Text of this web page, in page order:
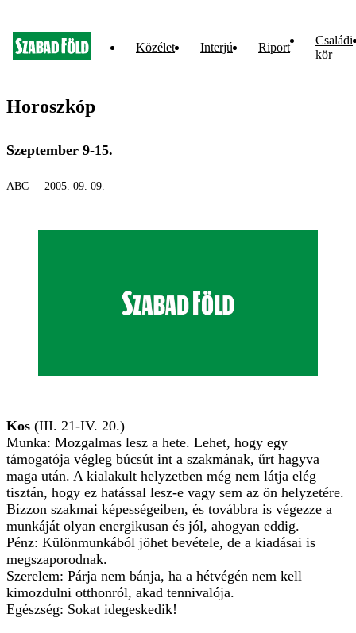
Közélet Interjú Riport
Családi
kör
Horoszkóp
Szeptember 9-15.
ABC 2005. 09. 09.
Kos (III. 21-IV. 20.)
Munka: Mozgalmas lesz a hete. Lehet, hogy egy
támogatója végleg búcsút int a szakmának, űrt hagyva
maga után. A kialakult helyzetben még nem látja elég
tisztán, hogy ez hatással lesz-e vagy sem az ön helyzetére.
Bízzon szakmai képességeiben, és továbbra is végezze a
munkáját olyan energikusan és jól, ahogyan eddig.
Pénz: Különmunkából jöhet bevétele, de a kiadásai is
megszaporodnak.
Szerelem: Párja nem bánja, ha a hétvégén nem kell
kimozdulni otthonról, akad tennivalója.
Egészség: Sokat idegeskedik!